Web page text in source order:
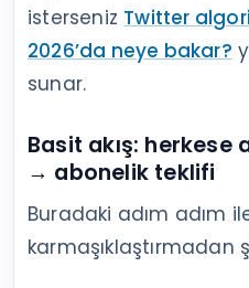
isterseniz Twitter
2026’da neye bakar?
sunar.
Basit akış: herkese
→ abonelik teklifi
Buradaki adım adım
karmaşıklaştırmadan